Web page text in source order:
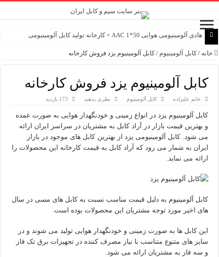
هادی آلومینیومی هوایی 50*1 AAC + کارخانه تولید کابل آلومینیومی
خانه / کابل آلومینیوم / کابل آلومینیوم یزد فروش کارخانه
کابل آلومینیوم یزد فروش کارخانه
خانم علیزاده کابل آلومینیوم نظری بدهید 173 بازدید
کابل آلومینیوم یزد در انواع زمینی و خودنگهدار هوایی به صورت عمده
و بهترین قیمت بازار در آراد کابل به مشتریان در سراسر ایران ارائه
می شود. کابل آلومینیومی یزد از بهترین کابل های موجود در بازار
ایران به شمار می رود که آراد کابل به قیمت کارخانه این محصولات را
ارائه می نماید.
کابل آلومینیوم به دلیل قیمت مناسب نسبت به کابل های مسی در سال
های اخیر مورد توجه مشتریان این محصولات بوده است.
این کابل ها به صورت زمینی و خودنگهدار هوایی تولید می شوند و در
سایز های متنوع متناسب با نیاز مصرف کننده در تجهیزات برق تک فاز
و سه فاز به مشتریان ارائه می شود.